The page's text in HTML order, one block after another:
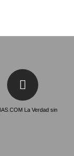
La Verdad sin